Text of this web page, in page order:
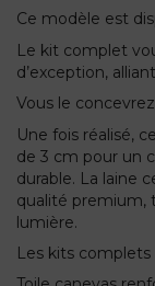
Ce modèle est
Le kit complet
d’exception,
Vous le
Une fois réalisé,
de 3 cm pour un
durable. La laine
qualité premium,
lumière.
Les kits